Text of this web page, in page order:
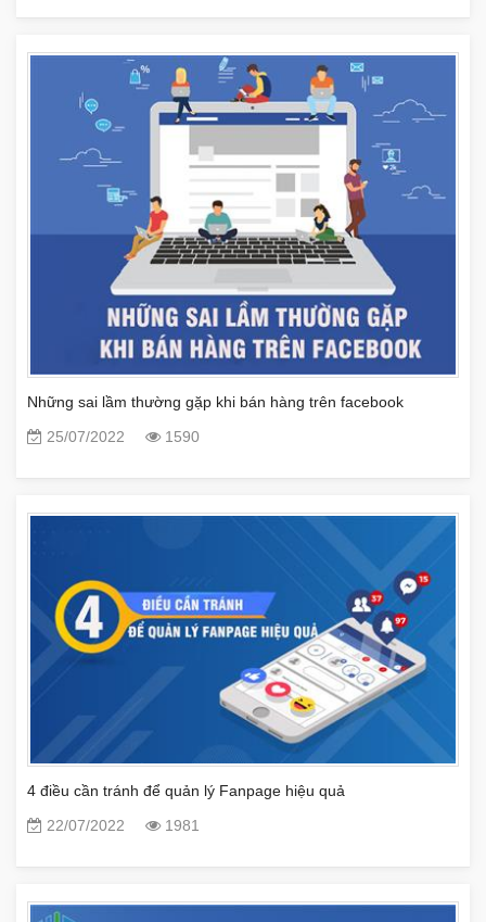
Những sai lầm thường gặp khi bán hàng trên facebook
25/07/2022
1590
4 điều cần tránh để quản lý Fanpage hiệu quả
22/07/2022
1981